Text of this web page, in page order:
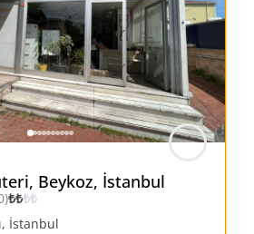
Beykoz, İstanbul
₺₺₺₺
, İstanbul